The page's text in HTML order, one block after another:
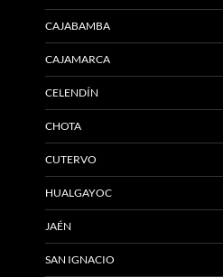
CAJABAMBA
CAJAMARCA
CELENDÍN
CHOTA
CUTERVO
HUALGAYOC
JAÉN
SAN IGNACIO